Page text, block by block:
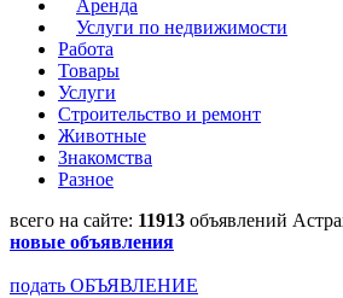
Аренда
Услуги по недвижимости
Работа
Товары
Услуги
Строительство и ремонт
Животные
Знакомства
Разное
всего на сайте: 11913 объявлений
новые объявления
подать ОБЪЯВЛЕНИЕ